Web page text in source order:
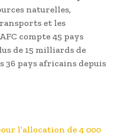
naturelles,
et les
compte 45 pays
de 15 milliards de
36 pays africains depuis
l’allocation de 4 000